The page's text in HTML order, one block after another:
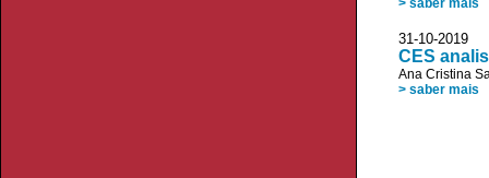
> saber mais
31-10-2019
CES
Ana Cristina
> saber mais